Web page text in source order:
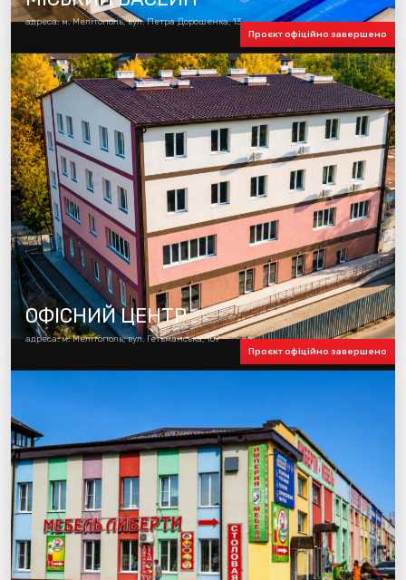
Проєкт офіційно завершено
адреса: м. Мелітополь, вул. Петра Дорошенка, 13
Проєкт офіційно завершено
ОФІСНИЙ ЦЕНТР
адреса: м. Мелітополь, вул. Гетьманська, 109